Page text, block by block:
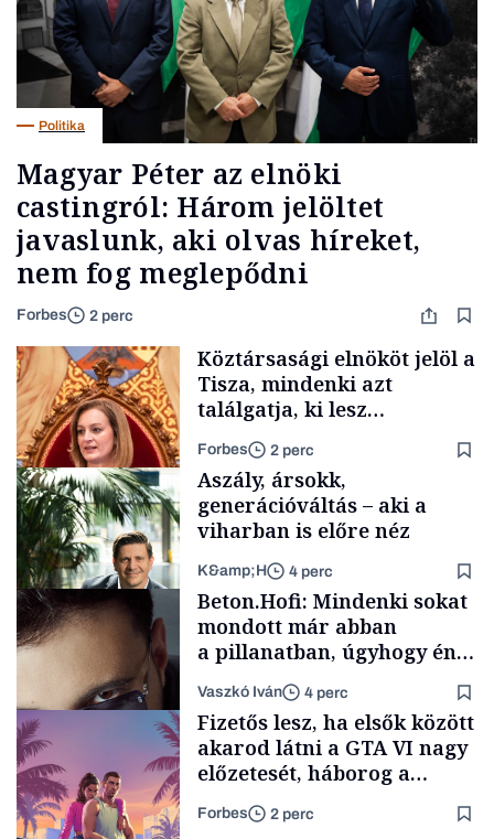
Politika
Magyar Péter az elnöki
castingról: Három jelöltet
javaslunk, aki olvas híreket,
nem fog meglepődni
Forbes 2 perc
Politika
Köztársasági elnököt jelöl a
Tisza, mindenki azt
találgatja, ki lesz
szombaton a befutó –
soroljuk az eddig felmerült
neveket
Forbes 2 perc
TÁMOGATÓI
Aszály, ársokk,
generációváltás – aki a
viharban is előre néz
K&amp;H 4 perc
Forbes-sztori
Beton.Hofi: Mindenki sokat
mondott már abban
a pillanatban, úgyhogy én
a legsarkosabb
gondolataimat akartam
kimondani
Vaszkó Iván 4 perc
Fizetős lesz, ha elsők között
akarod látni a GTA VI nagy
előzetesét, háborog a
gamer közösség
Forbes 2 perc